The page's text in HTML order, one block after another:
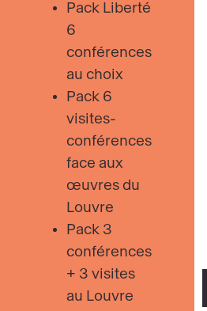
Pack Liberté
6
conférences
au choix
Pack 6
visites-
conférences
face aux
œuvres du
Louvre
Pack 3
conférences
+ 3 visites
au Louvre